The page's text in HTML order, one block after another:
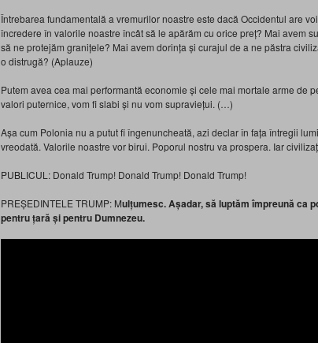
Întrebarea fundamentală a vremurilor noastre este dacă Occidentul are
încredere în valorile noastre încât să le apărăm cu orice preț? Mai avem
să ne protejăm granițele? Mai avem dorința și curajul de a ne păstra
o distrugă? (Aplauze)
Putem avea cea mai performantă economie și cele mai mortale arme de
valori puternice, vom fi slabi și nu vom supraviețui. (…)
Așa cum Polonia nu a putut fi îngenuncheată, azi declar în fața întregii
vreodată. Valorile noastre vor birui. Poporul nostru va prospera. Iar
PUBLICUL: Donald Trump! Donald Trump! Donald Trump!
PREȘEDINTELE TRUMP: Mulțumesc. Așadar, să luptăm împreună ca
pentru țară și pentru Dumnezeu.